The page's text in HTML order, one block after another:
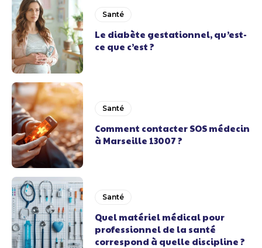
Santé
Le diabète gestationnel, qu’est-
ce que c’est ?
Santé
Comment contacter SOS médecin
à Marseille 13007 ?
Santé
Quel matériel médical pour
professionnel de la santé
correspond à quelle discipline ?